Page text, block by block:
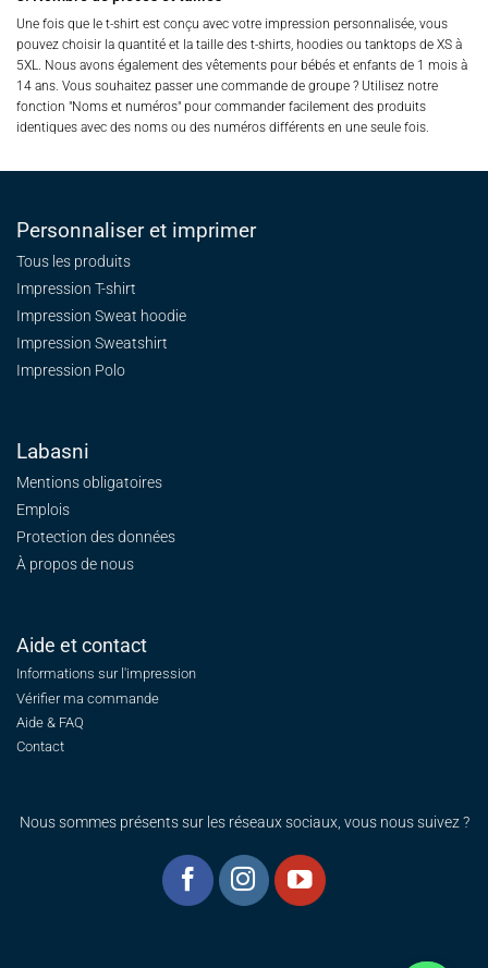
Une fois que le t-shirt est conçu avec votre impression personnalisée, vous
pouvez choisir la quantité et la taille des t-shirts, hoodies ou tanktops de XS à
5XL. Nous avons également des vêtements pour bébés et enfants de 1 mois à
14 ans. Vous souhaitez passer une commande de groupe ? Utilisez notre
fonction "Noms et numéros" pour commander facilement des produits
identiques avec des noms ou des numéros différents en une seule fois.
Personnaliser et imprimer
Tous les produits
Impression T-shirt
Impression Sweat hoodie
Impression Sweatshirt
Impression Polo
Labasni
Mentions obligatoires
Emplois
Protection des données
À propos de nous
Aide et contact
Informations sur l'impression
Vérifier ma commande
Aide & FAQ
Contact
Nous sommes présents sur les réseaux sociaux, vous nous suivez ?